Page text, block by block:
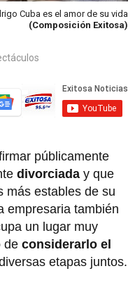
Cuba es el amor de su vida
(Composición Exitosa)
públicamente
divorciada y que
más estables de su
empresaria también
un lugar muy
de considerarlo el
etapas juntos.